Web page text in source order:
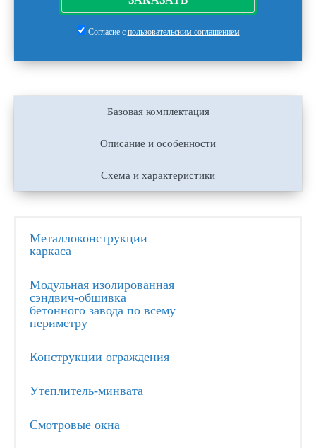
Согласие с пользовательским соглашением
Базовая комплектация
Описание и особенности
Схема и характеристики
Металлоконструкции
каркаса
Модульная изолированная
сэндвич-обшивка
бетонного завода по всему
периметру
Конструкции ограждения
Утеплитель-минвата
Смотровые окна